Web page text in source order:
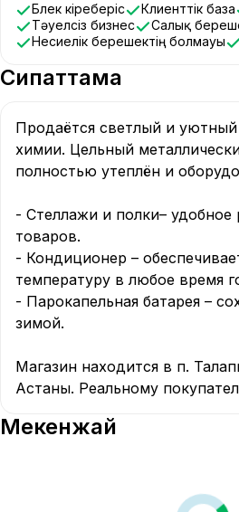
Бөлек кіреберіс Клиенттік база
Тәуелсіз бизнес
Салық
Несиелік берешектің болмауы
Сипаттама
Продаётся светлый и
химии. Цельный
полностью утеплён и
- Стеллажи и полки– удобное
товаров.
- Кондиционер –
температуру в любое время
- Парокапельная батарея –
зимой.
Магазин находится в п.
Астаны. Реальному
Мекенжай